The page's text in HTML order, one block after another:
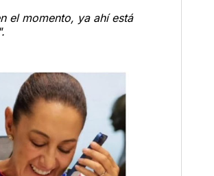
el momento, ya ahí está